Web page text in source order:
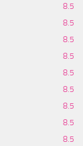
8.5
8.5
8.5
8.5
8.5
8.5
8.5
8.5
8.5